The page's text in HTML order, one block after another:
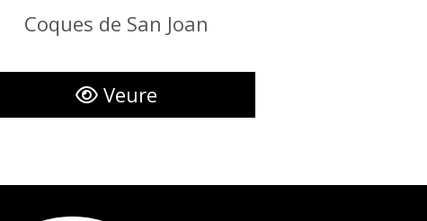
Coques de San Joan
Coques de San Joan
Veure